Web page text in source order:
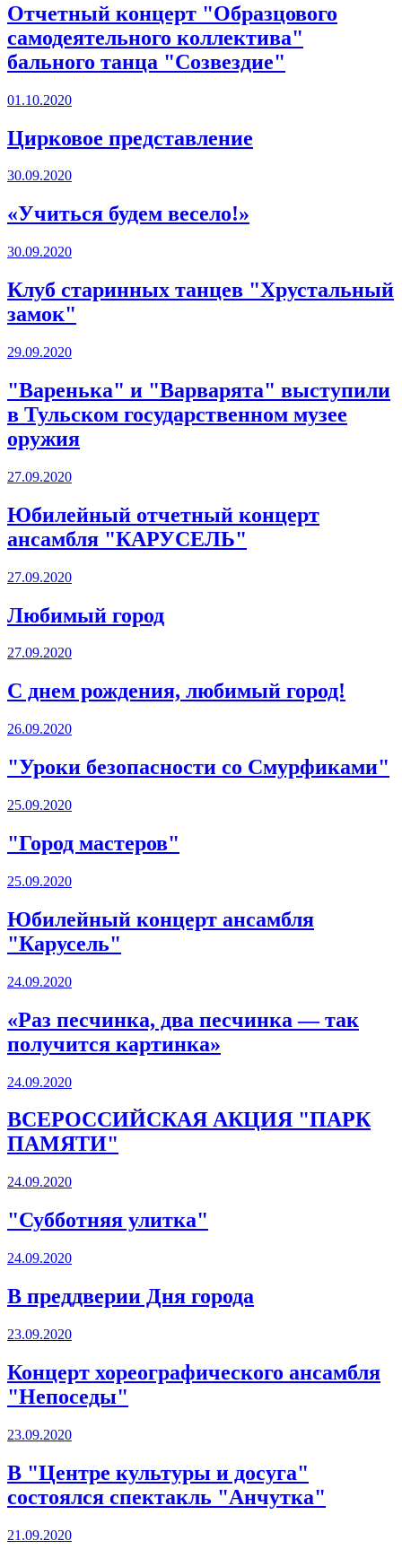
Отчетный концерт "Образцового
самодеятельного коллектива"
бального танца "Созвездие"
01.10.2020
Цирковое представление
30.09.2020
«Учиться будем весело!»
30.09.2020
Клуб старинных танцев "Хрустальный
замок"
29.09.2020
"Варенька" и "Варварята" выступили
в Тульском государственном музее
оружия
27.09.2020
Юбилейный отчетный концерт
ансамбля "КАРУСЕЛЬ"
27.09.2020
Любимый город
27.09.2020
С днем рождения, любимый город!
26.09.2020
"Уроки безопасности со Смурфиками"
25.09.2020
"Город мастеров"
25.09.2020
Юбилейный концерт ансамбля
"Карусель"
24.09.2020
«Раз песчинка, два песчинка — так
получится картинка»
24.09.2020
ВСЕРОССИЙСКАЯ АКЦИЯ "ПАРК
ПАМЯТИ"
24.09.2020
"Субботняя улитка"
24.09.2020
В преддверии Дня города
23.09.2020
Концерт хореографического ансамбля
"Непоседы"
23.09.2020
В "Центре культуры и досуга"
состоялся спектакль "Анчутка"
21.09.2020